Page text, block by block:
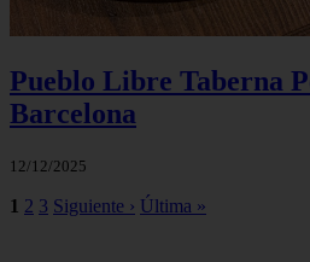
Pueblo Libre Taberna
Barcelona
12/12/2025
1 2 3 Siguiente › Última »